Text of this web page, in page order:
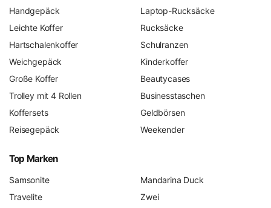
Handgepäck
Leichte Koffer
Hartschalenkoffer
Weichgepäck
Große Koffer
Trolley mit 4 Rollen
Koffersets
Reisegepäck
Laptop-Rucksäcke
Rucksäcke
Schulranzen
Kinderkoffer
Beautycases
Businesstaschen
Geldbörsen
Weekender
Top Marken
Samsonite
Travelite
Mandarina Duck
Zwei